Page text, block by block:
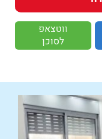
ווטצאפ
לסוכן